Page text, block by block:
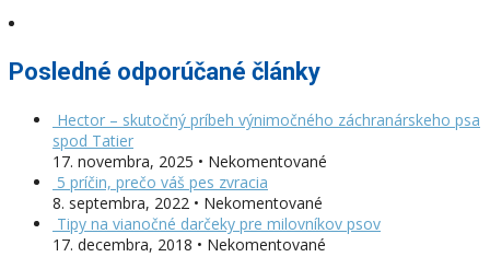
Posledné odporúčané články
Hector – skutočný príbeh výnimočného záchranárskeho psa
spod Tatier
17. novembra, 2025 • Nekomentované
5 príčin, prečo váš pes zvracia
8. septembra, 2022 • Nekomentované
Tipy na vianočné darčeky pre milovníkov psov
17. decembra, 2018 • Nekomentované